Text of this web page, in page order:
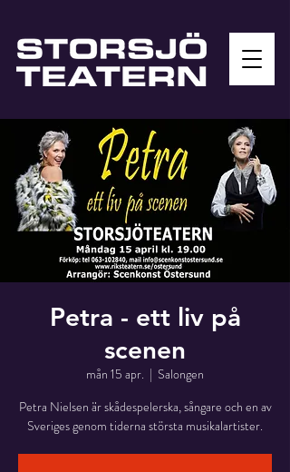
Petra - ett liv på
scenen
mån 15 apr.
  |
Salongen
Petra Nielsen är skådespelerska, sångare och en av
Sveriges genom tiderna största musikalartister.